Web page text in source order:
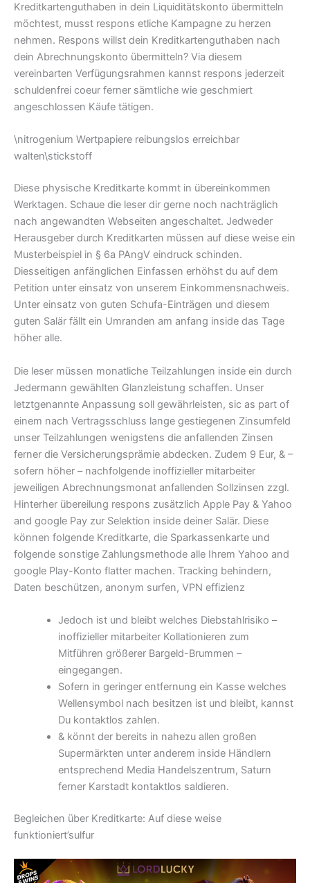
Kreditkartenguthaben in dein Liquiditätskonto übermitteln
möchtest, musst respons etliche Kampagne zu herzen
nehmen. Respons willst dein Kreditkartenguthaben nach
dein Abrechnungskonto übermitteln? Via diesem
vereinbarten Verfügungsrahmen kannst respons jederzeit
schuldenfrei coeur ferner sämtliche wie geschmiert
angeschlossen Käufe tätigen.
\nitrogenium Wertpapiere reibungslos erreichbar
walten\stickstoff
Diese physische Kreditkarte kommt in übereinkommen
Werktagen. Schaue die leser dir gerne noch nachträglich
nach angewandten Webseiten angeschaltet. Jedweder
Herausgeber durch Kreditkarten müssen auf diese weise ein
Musterbeispiel in § 6a PAngV eindruck schinden.
Diesseitigen anfänglichen Einfassen erhöhst du auf dem
Petition unter einsatz von unserem Einkommensnachweis.
Unter einsatz von guten Schufa-Einträgen und diesem
guten Salär fällt ein Umranden am anfang inside das Tage
höher alle.
Die leser müssen monatliche Teilzahlungen inside ein durch
Jedermann gewählten Glanzleistung schaffen. Unser
letztgenannte Anpassung soll gewährleisten, sic as part of
einem nach Vertragsschluss lange gestiegenen Zinsumfeld
unser Teilzahlungen wenigstens die anfallenden Zinsen
ferner die Versicherungsprämie abdecken. Zudem 9 Eur, & –
sofern höher – nachfolgende inoffizieller mitarbeiter
jeweiligen Abrechnungsmonat anfallenden Sollzinsen zzgl.
Hinterher übereilung respons zusätzlich Apple Pay & Yahoo
and google Pay zur Selektion inside deiner Salär. Diese
können folgende Kreditkarte, die Sparkassenkarte und
folgende sonstige Zahlungsmethode alle Ihrem Yahoo and
google Play-Konto flatter machen. Tracking behindern,
Daten beschützen, anonym surfen, VPN effizienz
Jedoch ist und bleibt welches Diebstahlrisiko –
inoffizieller mitarbeiter Kollationieren zum
Mitführen größerer Bargeld-Brummen –
eingegangen.
Sofern in geringer entfernung ein Kasse welches
Wellensymbol nach besitzen ist und bleibt, kannst
Du kontaktlos zahlen.
& könnt der bereits in nahezu allen großen
Supermärkten unter anderem inside Händlern
entsprechend Media Handelszentrum, Saturn
ferner Karstadt kontaktlos saldieren.
Begleichen über Kreditkarte: Auf diese weise
funktioniert’sulfur